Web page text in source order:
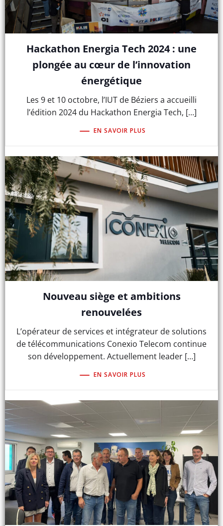
Hackathon Energia Tech 2024 : une
plongée au cœur de l’innovation
énergétique
Les 9 et 10 octobre, l’IUT de Béziers a accueilli
l’édition 2024 du Hackathon Energia Tech, […]
EN SAVOIR PLUS
Nouveau siège et ambitions
renouvelées
L’opérateur de services et intégrateur de solutions
de télécommunications Conexio Telecom continue
son développement. Actuellement leader […]
EN SAVOIR PLUS